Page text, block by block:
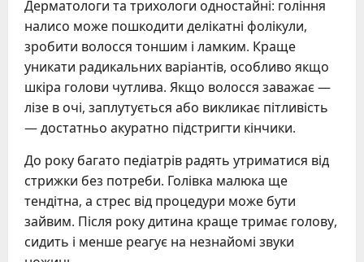
Дерматологи та трихологи одностайні: гоління
налисо може пошкодити делікатні фолікули,
зробити волосся тоншим і ламким. Краще
уникати радикальних варіантів, особливо якщо
шкіра голови чутлива. Якщо волосся заважає —
лізе в очі, заплутується або викликає пітливість
— достатньо акуратно підстригти кінчики.
До року багато педіатрів радять утриматися від
стрижки без потреби. Голівка малюка ще
тендітна, а стрес від процедури може бути
зайвим. Після року дитина краще тримає голову,
сидить і менше реагує на незнайомі звуки